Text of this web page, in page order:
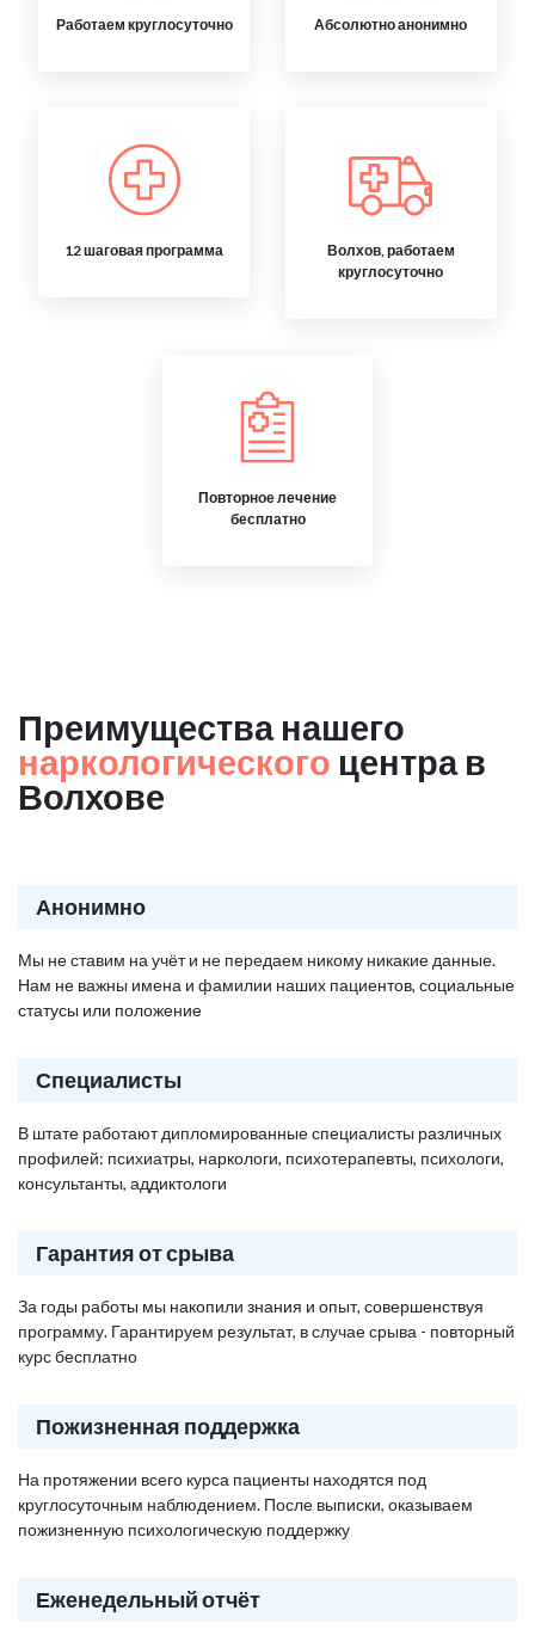
Работаем круглосуточно Абсолютно анонимно
12 шаговая программа
Волхов, работаем
круглосуточно
Повторное лечение
бесплатно
Преимущества нашего
наркологического центра в
Волхове
Анонимно
Мы не ставим на учёт и не передаем никому никакие данные.
Нам не важны имена и фамилии наших пациентов, социальные
статусы или положение
Специалисты
В штате работают дипломированные специалисты различных
профилей: психиатры, наркологи, психотерапевты, психологи,
консультанты, аддиктологи
Гарантия от срыва
За годы работы мы накопили знания и опыт, совершенствуя
программу. Гарантируем результат, в случае срыва - повторный
курс бесплатно
Пожизненная поддержка
На протяжении всего курса пациенты находятся под
круглосуточным наблюдением. После выписки, оказываем
пожизненную психологическую поддержку
Еженедельный отчёт